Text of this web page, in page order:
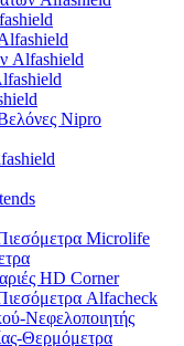
Alfashield
Nipro
Microlife
HD Corner
Alfacheck
Νεφελοποιητής
Θερμόμετρα